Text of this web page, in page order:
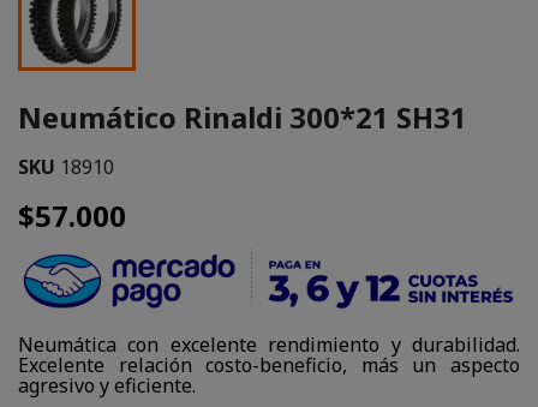
Neumático Rinaldi 300*21 SH31
SKU 18910
$57.000
Neumática con excelente rendimiento y durabilidad.
Excelente relación costo-beneficio, más un aspecto
agresivo y eficiente.